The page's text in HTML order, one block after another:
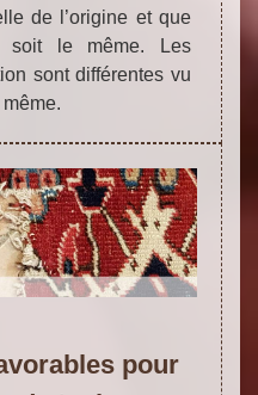
de l’origine et que
soit le même. Les
sont différentes vu
même.
pour